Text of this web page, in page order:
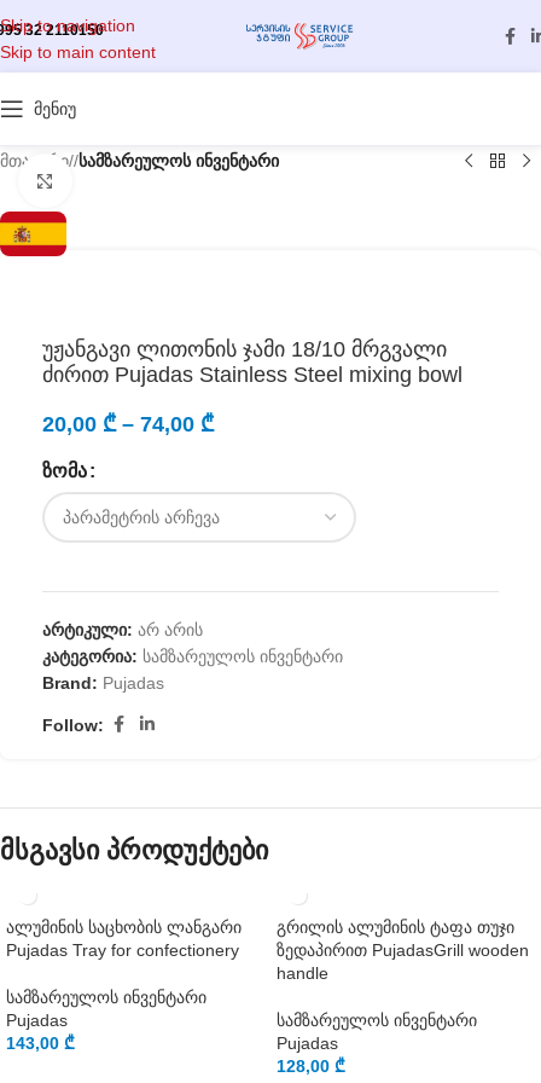
Skip to navigation
Skip to main content
32 2110150
მენიუ
მთავარი/ სამზარეულოს ინვენტარი
უჟანგავი ლითონის ჯამი 18/10 მრგვალი
ძირით Pujadas Stainless Steel mixing bowl
20,00 ₾ – 74,00 ₾
ᲖᲝᲛᲐ
არტიკული: არ არის
კატეგორია: სამზარეულოს ინვენტარი
Brand: Pujadas
Follow:
მსგავსი პროდუქტები
ალუმინის საცხობის ლანგარი
Pujadas Tray for confectionery
სამზარეულოს ინვენტარი
Pujadas
143,00 ₾
გრილის ალუმინის ტაფა თუჯი
ზედაპირით PujadasGrill wooden
handle
სამზარეულოს ინვენტარი
Pujadas
128,00 ₾